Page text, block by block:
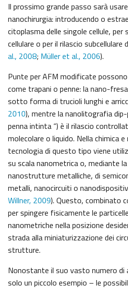
Il prossimo grande passo sarà
nanochirurgia: introducendo o
citoplasma delle singole cellule, per
cellulare o per il rilascio subcellulare
al., 2008; Müller et al., 2006).
Punte per AFM modificate
come trapani o penne: la nano-
sotto forma di trucioli lunghi e
2010), mentre la nanolitografia
penna intinta “) è il rilascio
molecolare o liquido. Nella chimica
tecnologia di questo tipo viene
su scala nanometrica o, mediante
nanostrutture metalliche, di
metalli, nanocircuiti o
Willner, 2009). Questo, combinato
per spingere fisicamente le
nanometriche nella posizione
strada alla miniaturizzazione dei
strutture.
Nonostante il suo vasto numero di
solo un piccolo esempio – le